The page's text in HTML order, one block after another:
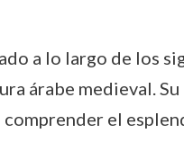
a lo largo de los
árabe medieval. Su
el